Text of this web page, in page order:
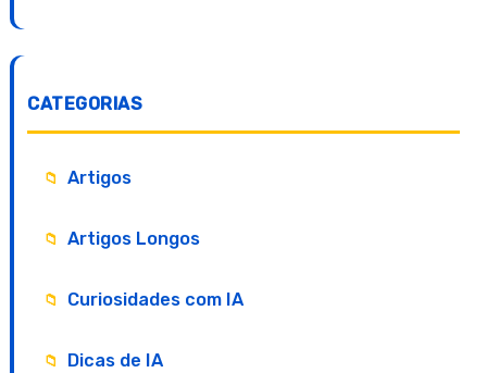
CATEGORIAS
Artigos
Artigos Longos
Curiosidades com IA
Dicas de IA